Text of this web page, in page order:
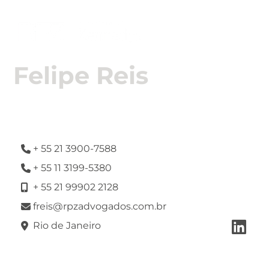
Felipe Reis
 + 55 21 3900-7588
 + 55 11 3199-5380
 + 55 21 99902 2128
 freis@rpzadvogados.com.br
 Rio de Janeiro 